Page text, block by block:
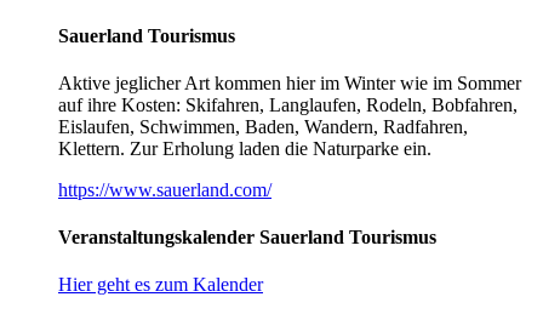
Sauerland Tourismus
Aktive jeglicher Art kommen hier im Winter wie im Sommer
auf ihre Kosten: Skifahren, Langlaufen, Rodeln, Bobfahren,
Eislaufen, Schwimmen, Baden, Wandern, Radfahren,
Klettern. Zur Erholung laden die Naturparke ein.
https://www.sauerland.com/
Veranstaltungskalender Sauerland Tourismus
Hier geht es zum Kalender